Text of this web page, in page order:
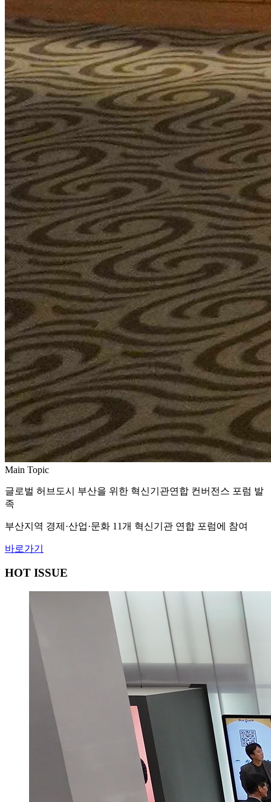
Main Topic
글로벌 허브도시 부산을 위한 혁신기관연합 컨버전스 포럼 발
족
부산지역 경제·산업·문화 11개 혁신기관 연합 포럼에 참여
바로가기
HOT ISSUE